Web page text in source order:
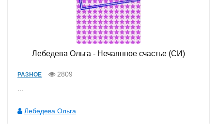
Лебедева Ольга - Нечаянное счастье (СИ)
РАЗНОЕ
2809
Лебедева Ольга